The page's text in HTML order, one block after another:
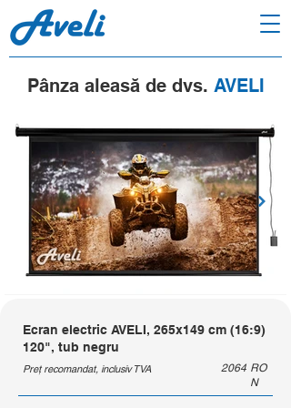
Pânza aleasă de dvs. AVELI
Ecran electric AVELI, 265x149 cm (16:9)
120", tub negru
Preț recomandat, inclusiv TVA 2064 RO
N